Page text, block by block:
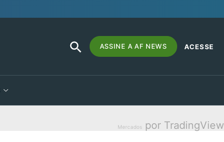
Search
for:
SEARCH
BUTTON
ASSINE A AF NEWS ACESSE
Mercados por TradingView